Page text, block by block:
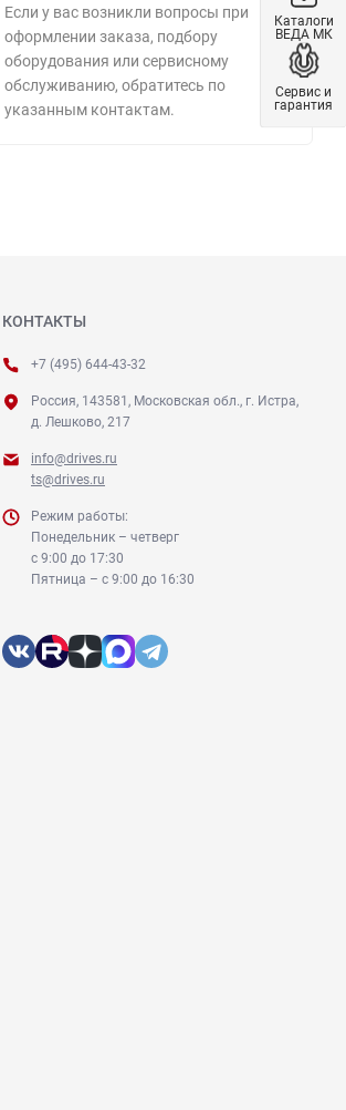
Если у вас возникли вопросы при
оформлении заказа, подбору
оборудования или сервисному
обслуживанию, обратитесь по
указанным контактам.
КОНТАКТЫ
+7 (495) 644-43-32
Россия, 143581, Московская обл., г. Истра,
д. Лешково, 217
info@drives.ru
ts@drives.ru
Режим работы:
Понедельник – четверг
с 9:00 до 17:30
Пятница – с 9:00 до 16:30
Каталоги
ВЕДА МК
Сервис и
гарантия